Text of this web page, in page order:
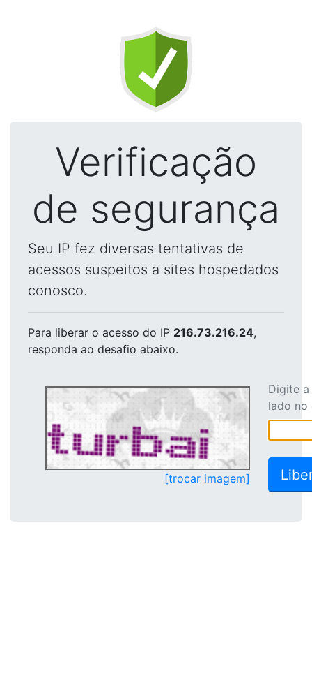
Verificação
de segurança
Seu IP fez diversas tentativas de
acessos suspeitos a sites hospedados
conosco.
Para liberar o acesso do IP 216.73.216.24,
responda ao desafio abaixo.
[trocar imagem]
Digite
lado no